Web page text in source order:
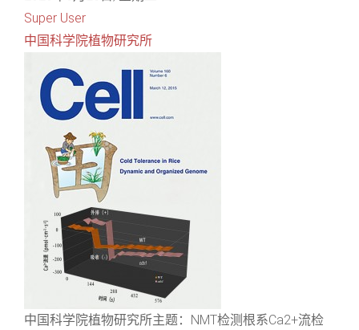
Super User
中国科学院植物研究所
中国科学院植物研究所主题：NMT检测根系Ca2+流检